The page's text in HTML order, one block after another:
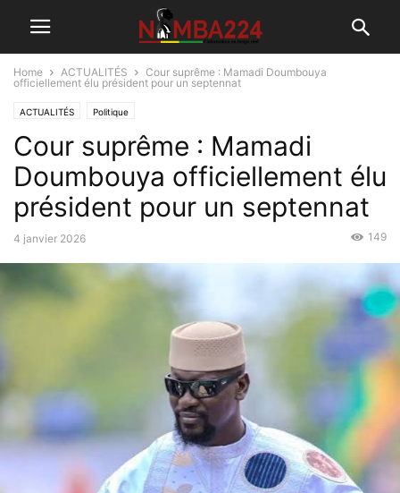
Home ACTUALITÉS
Cour suprême : Mamadi Doumbouya
officiellement élu président pour un septennat
ACTUALITÉS Politique
Cour suprême : Mamadi
Doumbouya officiellement élu
président pour un septennat
4 janvier 2026 149